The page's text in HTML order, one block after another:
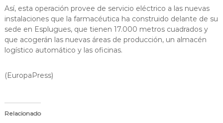
Así, esta operación provee de servicio eléctrico a las nuevas
instalaciones que la farmacéutica ha construido delante de su
sede en Esplugues, que tienen 17.000 metros cuadrados y
que acogerán las nuevas áreas de producción, un almacén
logístico automático y las oficinas.
(EuropaPress)
Relacionado